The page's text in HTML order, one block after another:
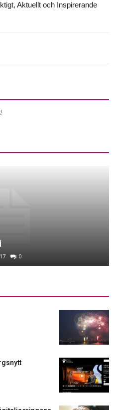
Aktuellt och Inspirerande
0